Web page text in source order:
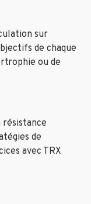
sur
de chaque
ou de
de
avec TRX